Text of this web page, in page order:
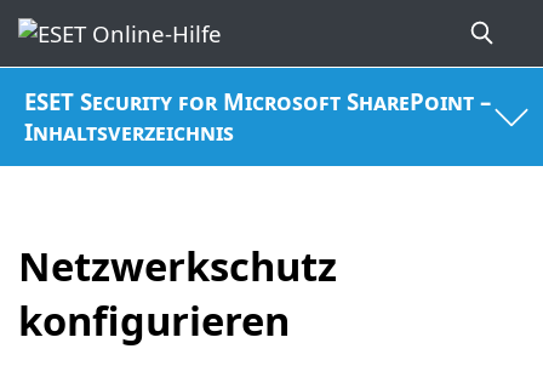
ESET Security for Microsoft SharePoint –
Inhaltsverzeichnis
Netzwerkschutz
konfigurieren